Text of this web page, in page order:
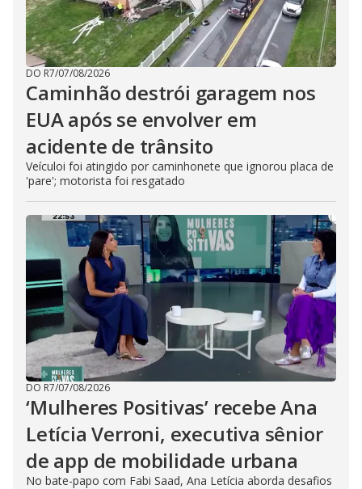
DO R7/07/08/2026
Caminhão destrói garagem nos
EUA após se envolver em
acidente de trânsito
Veículoi foi atingido por caminhonete que ignorou placa de
'pare'; motorista foi resgatado
DO R7/07/08/2026
‘Mulheres Positivas’ recebe Ana
Letícia Verroni, executiva sênior
de app de mobilidade urbana
No bate-papo com Fabi Saad, Ana Letícia aborda desafios